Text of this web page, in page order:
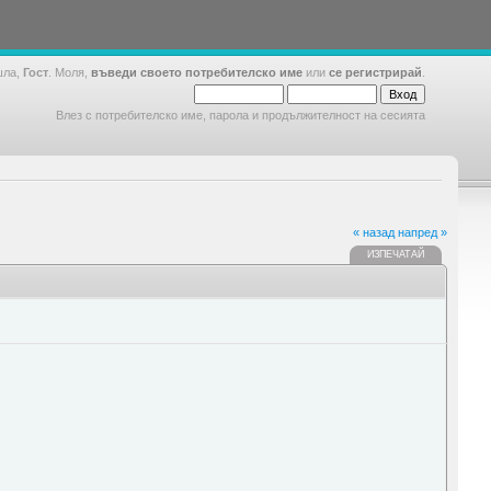
Гост . Моля, въведи своето потребителско име или се регистрирай
Влез с потребителско име, парола и продължителност на сесията
« назад напред »
ИЗПЕЧАТАЙ